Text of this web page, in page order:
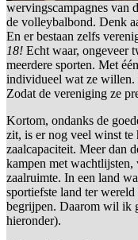
wervingscampagnes van
de volleybalbond. Denk
En er bestaan zelfs
18! Echt waar, ongeveer
meerdere sporten. Met
individueel wat ze willen.
Zodat de vereniging ze
Kortom, ondanks de
zit, is er nog veel winst te
zaalcapaciteit. Meer dan
kampen met wachtlijsten,
zaalruimte. In een land
sportiefste land ter
begrijpen. Daarom wil ik
hieronder).